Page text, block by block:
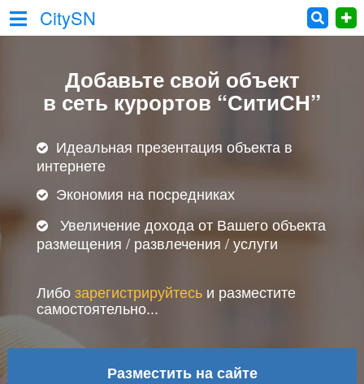
CitySN
Добавьте свой объект
в сеть курортов “СитиСН”
Идеальная презентация объекта в
интернете
Экономия на посредниках
Увеличение дохода от Вашего объекта
размещения / развлечения / услуги
Либозарегистрируйтесьи разместите
самостоятельно...
Разместить на сайте